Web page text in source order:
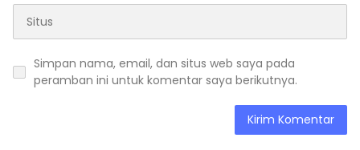
Simpan nama, email, dan situs web saya pada
peramban ini untuk komentar saya berikutnya.